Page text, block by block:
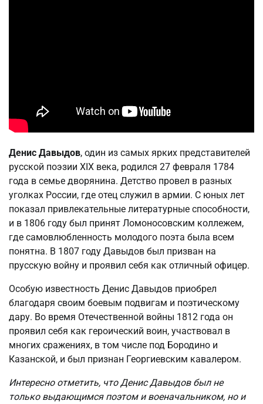
Денис Давыдов, один из самых ярких представителей
русской поэзии XIX века, родился 27 февраля 1784
года в семье дворянина. Детство провел в разных
уголках России, где отец служил в армии. С юных лет
показал привлекательные литературные способности,
и в 1806 году был принят Ломоносовским коллежем,
где самовлюбленность молодого поэта была всем
понятна. В 1807 году Давыдов был призван на
прусскую войну и проявил себя как отличный офицер.
Особую известность Денис Давыдов приобрел
благодаря своим боевым подвигам и поэтическому
дару. Во время Отечественной войны 1812 года он
проявил себя как героический воин, участвовал в
многих сражениях, в том числе под Бородино и
Казанской, и был признан Георгиевским кавалером.
Интересно отметить, что Денис Давыдов был не
только выдающимся поэтом и военачальником, но и